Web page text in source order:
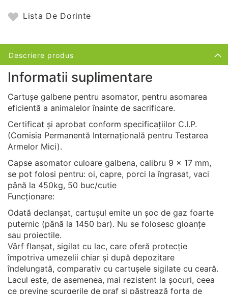
Lista De Dorinte
Descriere produs
Informatii suplimentare
Cartușe galbene pentru asomator, pentru asomarea
eficientă a animalelor înainte de sacrificare.
Certificat și aprobat conform specificațiilor C.I.P.
(Comisia Permanentă Internațională pentru Testarea
Armelor Mici).
Capse asomator culoare galbena, calibru 9 x 17 mm,
se pot folosi pentru: oi, capre, porci la îngrasat, vaci
până la 450kg, 50 buc/cutie
Funcționare:
Odată declanșat, cartușul emite un șoc de gaz foarte
puternic (până la 1450 bar). Nu se folosesc gloanțe
sau proiectile.
Vârf flanșat, sigilat cu lac, care oferă protecție
împotriva umezelii chiar și după depozitare
îndelungată, comparativ cu cartușele sigilate cu ceară.
Lacul este, de asemenea, mai rezistent la șocuri, ceea
ce previne scurgerile de praf și păstrează forța de